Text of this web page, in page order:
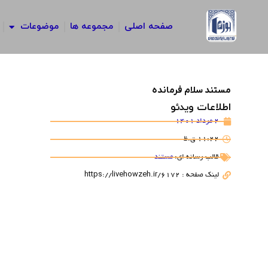
صفحه اصلی مجموعه ها موضوعات
مستند سلام فرمانده
اطلاعات ویدئو
2 مرداد 1401
11:22 ق.ظ
قالب رسانه ای:مستند
لینک صفحه : https://livehowzeh.ir/6172